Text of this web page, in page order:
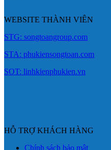
WEBSITE THÀNH VIÊN
STG: songtoangroup.com
STA: phukiensongtoan.com
SOT: linhkienphukien.vn
HỖ TRỢ KHÁCH HÀNG
Chính sách bảo mật